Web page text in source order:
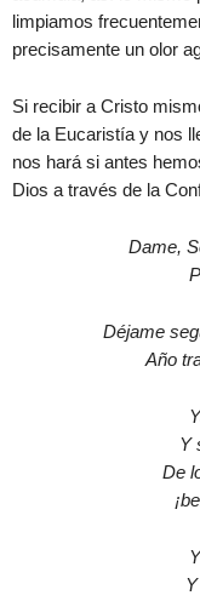
limpiamos
precisamente un olor
Si recibir a Cristo
de la Eucaristía y nos
nos hará si antes
Dios a través de la
Dame,
Déjame
Año
Y
De